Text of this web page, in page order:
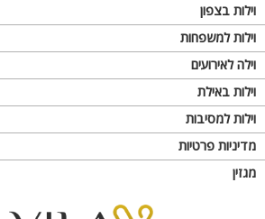
וילות בצפון
וילות למשפחות
וילה לאירועים
וילות באילת
וילות למסיבות
מדיניות פרטיות
מגזין